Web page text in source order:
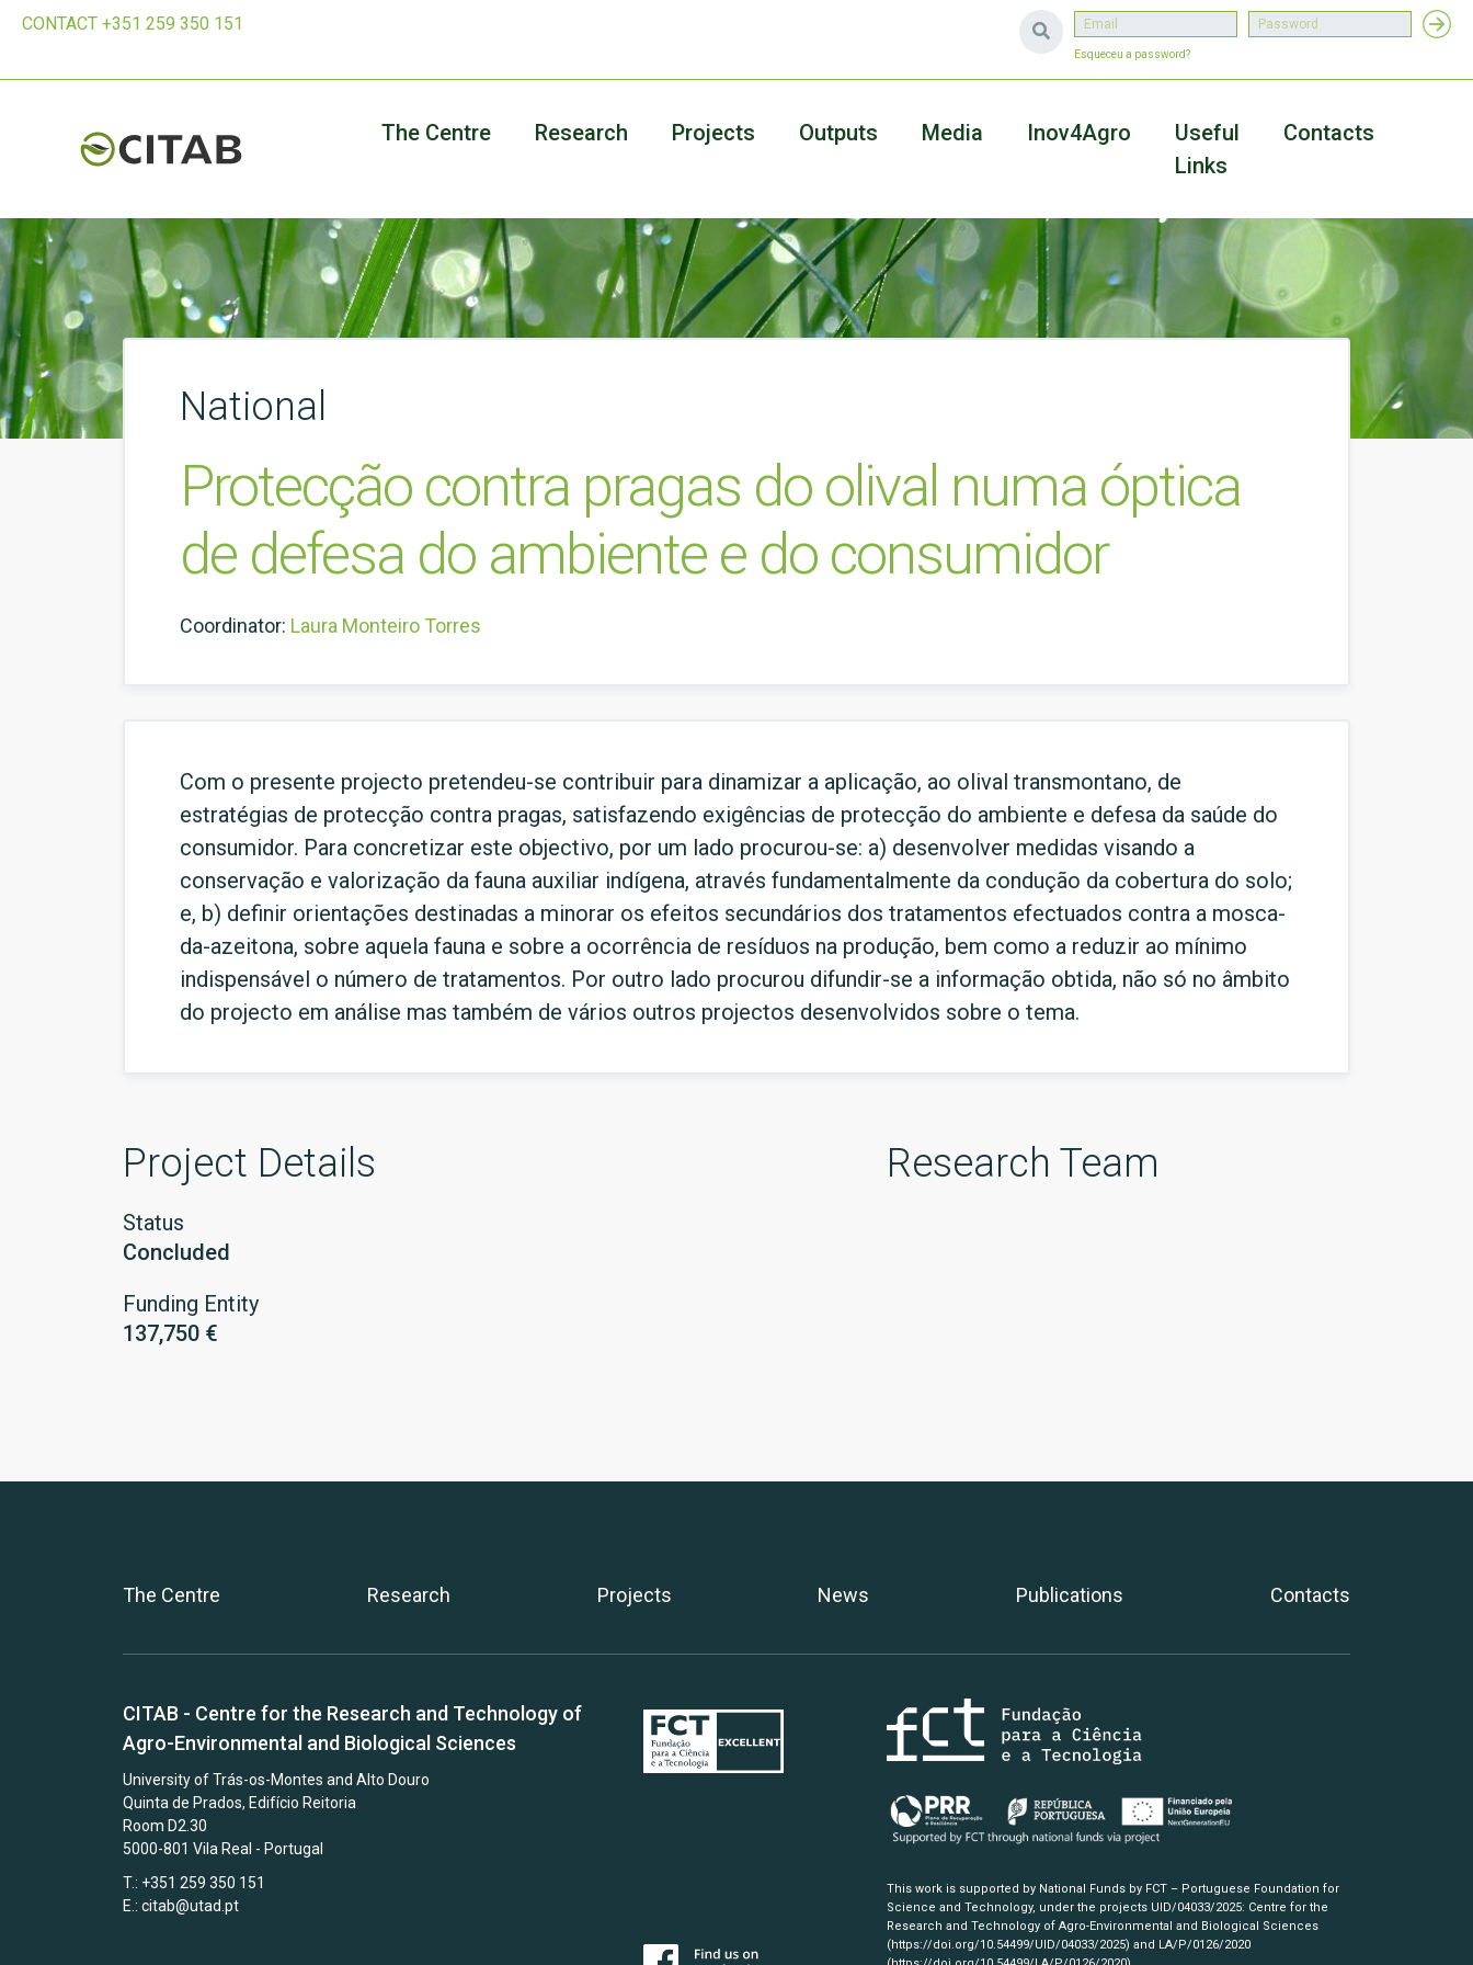
CONTACT +351 259 350 151
Esqueceu a password?
The Centre Research Projects Outputs Media Inov4Agro
Useful
Links
Contacts
National
Protecção contra pragas do olival numa óptica
de defesa do ambiente e do consumidor
Coordinator: Laura Monteiro Torres
Com o presente projecto pretendeu-se contribuir para dinamizar a aplicação, ao olival transmontano, de
estratégias de protecção contra pragas, satisfazendo exigências de protecção do ambiente e defesa da saúde do
consumidor. Para concretizar este objectivo, por um lado procurou-se: a) desenvolver medidas visando a
conservação e valorização da fauna auxiliar indígena, através fundamentalmente da condução da cobertura do solo;
e, b) definir orientações destinadas a minorar os efeitos secundários dos tratamentos efectuados contra a mosca-
da-azeitona, sobre aquela fauna e sobre a ocorrência de resíduos na produção, bem como a reduzir ao mínimo
indispensável o número de tratamentos. Por outro lado procurou difundir-se a informação obtida, não só no âmbito
do projecto em análise mas também de vários outros projectos desenvolvidos sobre o tema.
Project Details
Status
Concluded
Funding Entity
137,750 €
Research Team
The Centre Research Projects News Publications Contacts
CITAB - Centre for the Research and Technology of
Agro-Environmental and Biological Sciences
University of Trás-os-Montes and Alto Douro
Quinta de Prados, Edifício Reitoria
Room D2.30
5000-801 Vila Real - Portugal
T.: +351 259 350 151
E.: citab@utad.pt
This work is supported by National Funds by FCT – Portuguese Foundation for
Science and Technology, under the projects UID/04033/2025: Centre for the
Research and Technology of Agro-Environmental and Biological Sciences
(https://doi.org/10.54499/UID/04033/2025) and LA/P/0126/2020